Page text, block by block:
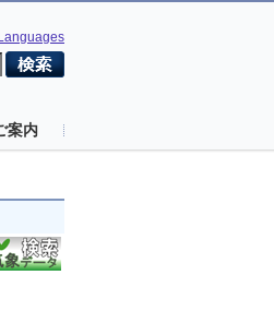
案内